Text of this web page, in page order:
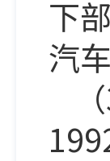
下
汽车
（